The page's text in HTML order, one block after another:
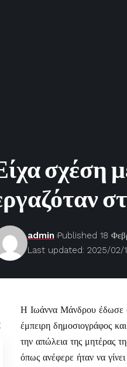
σχέση
Last updated: 2025/02/
admin Published 18
Η Ιωάννα Μάνδρου έδωσε
έμπειρη δημοσιογράφος
την απώλεια της μητέρας
όπως ανέφερε ήταν να